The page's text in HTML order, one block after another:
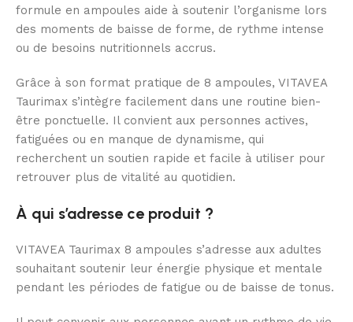
formule en ampoules aide à soutenir l’organisme lors
des moments de baisse de forme, de rythme intense
ou de besoins nutritionnels accrus.
Grâce à son format pratique de 8 ampoules, VITAVEA
Taurimax s’intègre facilement dans une routine bien-
être ponctuelle. Il convient aux personnes actives,
fatiguées ou en manque de dynamisme, qui
recherchent un soutien rapide et facile à utiliser pour
retrouver plus de vitalité au quotidien.
À qui s’adresse ce produit ?
VITAVEA Taurimax 8 ampoules s’adresse aux adultes
souhaitant soutenir leur énergie physique et mentale
pendant les périodes de fatigue ou de baisse de tonus.